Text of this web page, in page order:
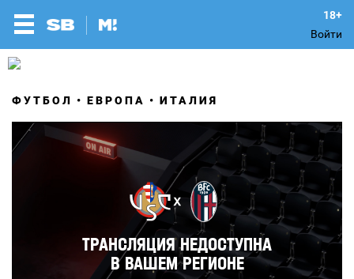
Войти
ФУТБОЛ ЕВРОПА ИТАЛИЯ